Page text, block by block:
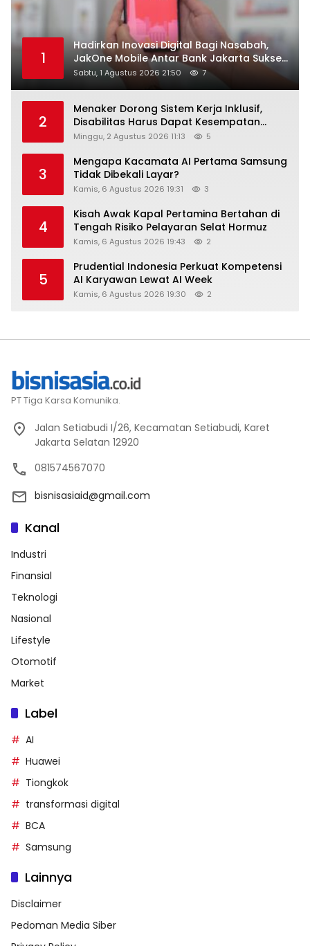
1
Hadirkan Inovasi Digital Bagi Nasabah,
JakOne Mobile Antar Bank Jakarta Sukses
Raih Digital Excellence Awards 2026
Sabtu, 1 Agustus 2026 21:50 7
2
Menaker Dorong Sistem Kerja Inklusif,
Disabilitas Harus Dapat Kesempatan
Setara
Minggu, 2 Agustus 2026 11:13 5
3
Mengapa Kacamata AI Pertama Samsung
Tidak Dibekali Layar?
Kamis, 6 Agustus 2026 19:31 3
4
Kisah Awak Kapal Pertamina Bertahan di
Tengah Risiko Pelayaran Selat Hormuz
Kamis, 6 Agustus 2026 19:43 2
5
Prudential Indonesia Perkuat Kompetensi
AI Karyawan Lewat AI Week
Kamis, 6 Agustus 2026 19:30 2
PT Tiga Karsa Komunika.
Jalan Setiabudi I/26, Kecamatan Setiabudi, Karet
Jakarta Selatan 12920
081574567070
bisnisasiaid@gmail.com
Kanal
Industri
Finansial
Teknologi
Nasional
Lifestyle
Otomotif
Market
Label
AI
Huawei
Tiongkok
transformasi digital
BCA
Samsung
Lainnya
Disclaimer
Pedoman Media Siber